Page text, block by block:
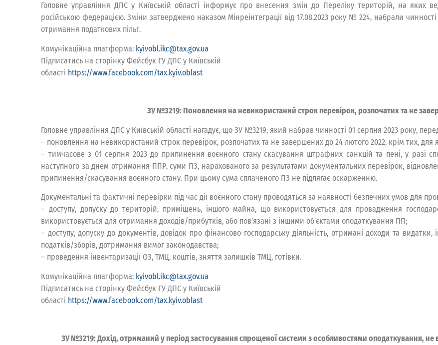
Головне управління ДПС у Київській області інформує про внесення змін до Переліку територій, на яких
російською федерацією. Зміни затверджено наказом Мінреінтеграції від 17.08.2023 року № 224, набрали
отримання податкових пільг.
Комунікаційна платформа: kyivobl.ikc@tax.gov.ua
Підписатись на сторінку Фейсбук ГУ ДПС у Київській
області https://www.facebook.com/tax.kyiv.oblast
ЗУ №3219: Поновлення на невикористаний строк перевірок, розпочатих та не
Головне управління ДПС у Київській області нагадує, що ЗУ №3219, який набрав чинності 01 серпня 2023 року,
– поновлення на невикористаний строк перевірок, розпочатих та не завершених до 24 лютого 2022, крім тих, для
– тимчасове з 01 серпня 2023 до припинення воєнного стану скасування штрафних санкцій та пені, у разі
наступного за днем отримання ППР, суми ПЗ, нарахованого за результатами документальних перевірок,
припинення/скасування воєнного стану. При цьому сума сплаченого ПЗ не підлягає оскарженню.
Документальні та фактичні перевірки під час дії воєнного стану проводяться за наявності безпечних умов для
– доступу, допуску до територій, приміщень, іншого майна, що використовується для провадження
використовується для отримання доходів/прибутків, або пов’язані з іншими об’єктами оподаткування ПП;
– доступу, допуску до документів, довідок про фінансово-господарську діяльність, отримані доходи та
податків/зборів, дотримання вимог законодавства;
– проведення інвентаризації ОЗ, ТМЦ, коштів, зняття залишків ТМЦ, готівки.
Комунікаційна платформа: kyivobl.ikc@tax.gov.ua
Підписатись на сторінку Фейсбук ГУ ДПС у Київській
області https://www.facebook.com/tax.kyiv.oblast
ЗУ №3219: Дохід, отриманий у період застосування спрощеної системи з особливостями оподаткування, не